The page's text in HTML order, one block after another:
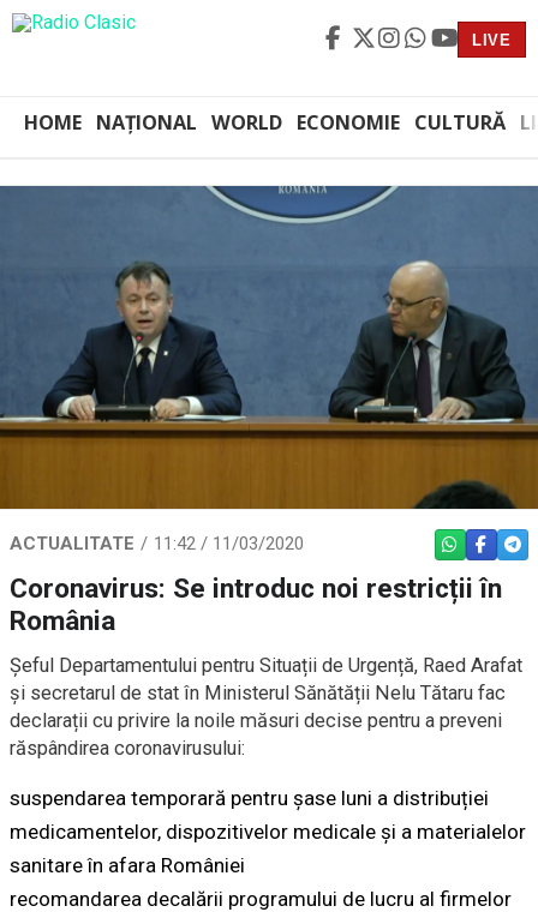
LIVE
HOME NAȚIONAL WORLD ECONOMIE CULTURĂ
ACTUALITATE 11:42 / 11/03/2020 WHATSAPP
Coronavirus: Se introduc noi restricții în
România
Șeful Departamentului pentru Situații de Urgență, Raed Arafat
și secretarul de stat în Ministerul Sănătății Nelu Tătaru fac
declarații cu privire la noile măsuri decise pentru a preveni
răspândirea coronavirusului:
suspendarea temporară pentru șase luni a distribuției
medicamentelor, dispozitivelor medicale și a materialelor
sanitare în afara României
recomandarea decalării programului de lucru al firmelor